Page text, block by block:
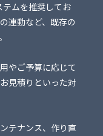
ムを推奨してお
連動など、既存の
やご予算に応じて
見積りといった対
テナンス、作り直